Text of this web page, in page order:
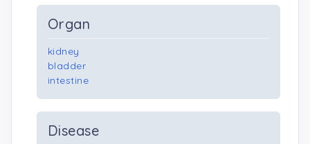
Organ
kidney
bladder
intestine
Disease